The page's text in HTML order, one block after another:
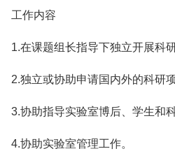
工作内容
1.在课题组长指导下独立开展科
2.独立或协助申请国内外的科研
3.协助指导实验室博后、学生和
4.协助实验室管理工作。